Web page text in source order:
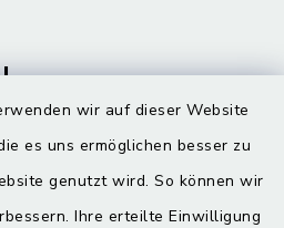
wir auf dieser Website
es uns ermöglichen besser zu
genutzt wird. So können wir
Ihre erteilte Einwilligung